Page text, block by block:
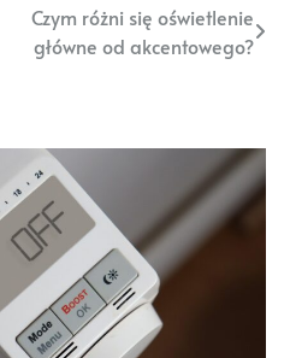
Czym różni się oświetlenie
główne od akcentowego?